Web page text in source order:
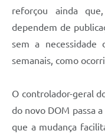
reforçou ainda
dependem de
sem a necessidade
semanais, como
O controlador-geral
do novo DOM passa
que a mudança